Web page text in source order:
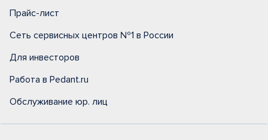
Прайс-лист
Сеть сервисных центров №1 в России
Для инвесторов
Работа в Pedant.ru
Обслуживание юр. лиц